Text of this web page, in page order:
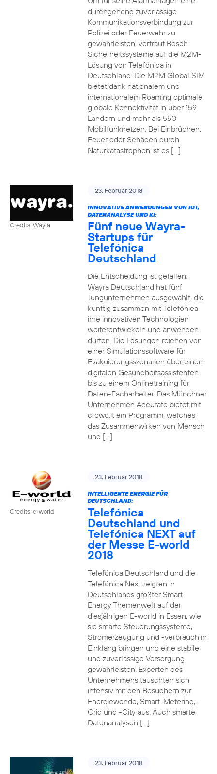
durchgehend zuverlässige
Kommunikationsverbindung zur
Polizei oder Feuerwehr zu
gewährleisten, vertraut Bosch
Sicherheitssysteme auf die M2M-
Lösung von Telefónica in
Deutschland. Die M2M Global SIM
bietet dank nationalem und
internationalem Roaming optimale
globale Konnektivität in über 159
Ländern und mehr als 550
Mobilfunknetzen. Bei Einbrüchen,
Feuer oder Schäden durch
Naturkatastrophen ist es […]
Credits: Wayra
23. Februar 2018
INNOVATIVE ANWENDUNGEN VON IOT,
DATENANALYSE UND KI:
Fünf neue Wayra-
Startups für
Telefónica
Deutschland
Die Entscheidung ist gefallen:
Wayra Deutschland hat fünf
Jungunternehmen ausgewählt, die
künftig zusammen mit Telefónica
ihre innovativen Technologien
weiterentwickeln und anwenden
dürfen. Die Lösungen reichen von
einer Simulationssoftware für
Evakuierungsszenarien über einen
digitalen Gesundheitsassistenten
bis zu einem Onlinetraining für
Daten-Facharbeiter. Das Münchner
Unternehmen Accurate bietet mit
crowd:it ein Programm, welches
das Zusammenwirken von Mensch
und […]
Credits: e-world
23. Februar 2018
INTELLIGENTE ENERGIE FÜR
DEUTSCHLAND:
Telefónica
Deutschland und
Telefónica NEXT auf
der Messe E-world
2018
Telefónica Deutschland und die
Telefónica Next zeigten in
Deutschlands größter Smart
Energy Themenwelt auf der
diesjährigen E-world in Essen, wie
sie smarte Steuerungssysteme,
Stromerzeugung und -verbrauch in
Einklang bringen und eine stabile
und zuverlässige Versorgung
gewährleisten. Experten des
Unternehmens tauschten sich
intensiv mit den Besuchern zur
Energiewende, Smart-Metering, -
Grid und -City aus. Auch smarte
Datenanalysen […]
23. Februar 2018